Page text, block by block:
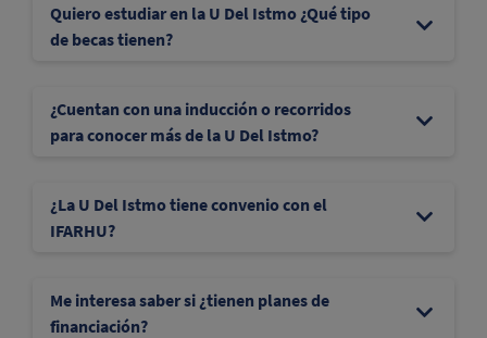
Quiero estudiar en la U Del Istmo ¿Qué tipo
de becas tienen?
¿Cuentan con una inducción o recorridos
para conocer más de la U Del Istmo?
¿La U Del Istmo tiene convenio con el
IFARHU?
Me interesa saber si ¿tienen planes de
financiación?